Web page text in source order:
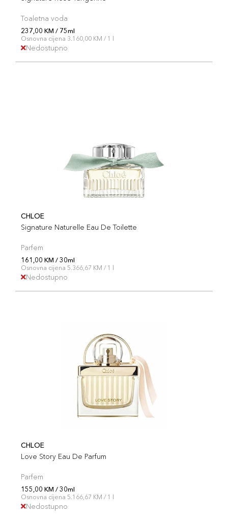
Toaletna voda
237,00 KM / 75ml
Osnovna cijena 3.160,00 KM / 1 l
Nedostupno
CHLOE
Signature Naturelle Eau De Toilette
Parfem
161,00 KM / 30ml
Osnovna cijena 5.366,67 KM / 1 l
Nedostupno
CHLOE
Love Story Eau De Parfum
Parfem
155,00 KM / 30ml
Osnovna cijena 5.166,67 KM / 1 l
Nedostupno